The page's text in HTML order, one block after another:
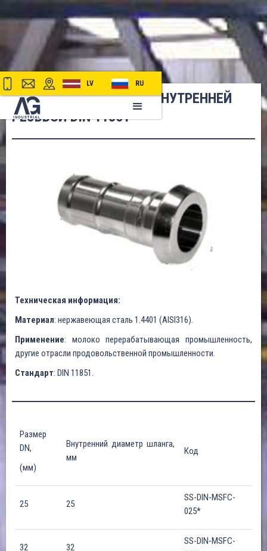
LV RU
СТВОЛ ДЛЯ ШЛАНГА С ВНУТРЕННЕЙ
РЕЗЬБОЙ DIN 11851
Техническая информация:
Материал: нержавеющая сталь 1.4401 (AISI316).
Применение: молоко перерабатывающая промышленность,
другие отрасли продовольственной промышленности.
Стандарт: DIN 11851.
Размер
DN,
(мм)
Внутренний диаметр шланга,
мм
Код
25 25
SS-DIN-MSFC-
025*
32 32
SS-DIN-MSFC-